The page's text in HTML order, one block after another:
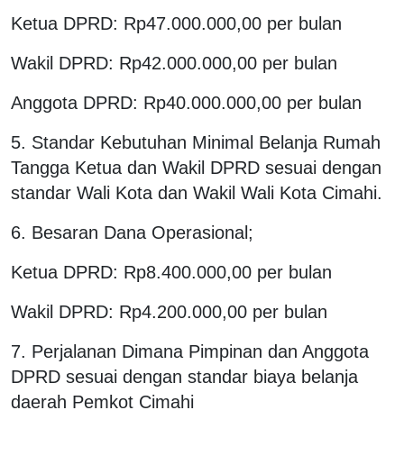
Ketua DPRD: Rp47.000.000,00 per bulan
Wakil DPRD: Rp42.000.000,00 per bulan
Anggota DPRD: Rp40.000.000,00 per bulan
5. Standar Kebutuhan Minimal Belanja Rumah
Tangga Ketua dan Wakil DPRD sesuai dengan
standar Wali Kota dan Wakil Wali Kota Cimahi.
6. Besaran Dana Operasional;
Ketua DPRD: Rp8.400.000,00 per bulan
Wakil DPRD: Rp4.200.000,00 per bulan
7. Perjalanan Dimana Pimpinan dan Anggota
DPRD sesuai dengan standar biaya belanja
daerah Pemkot Cimahi